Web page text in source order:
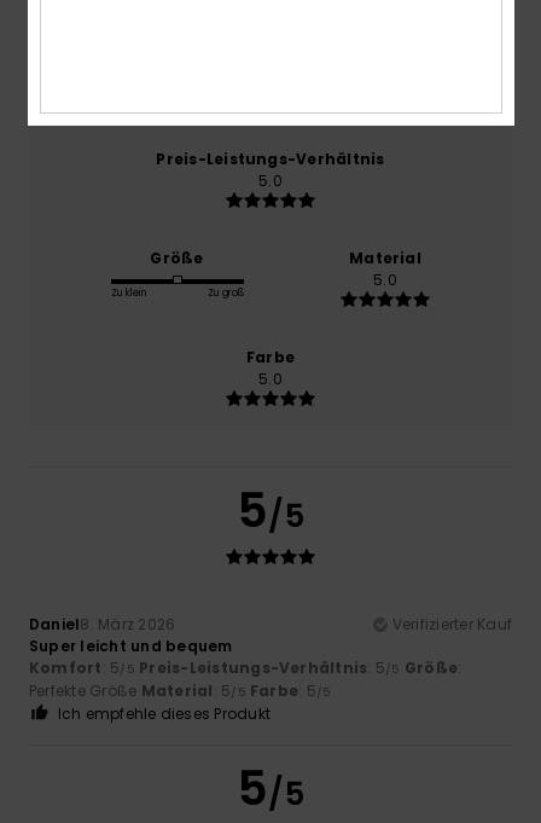
Preis-Leistungs-Verhältnis
5.0
Größe
Zu klein Zu groß
Material
5.0
Farbe
5.0
5/5
Daniel8. März 2026
Verifizierter Kauf
Super leicht und bequem
Komfort: 5/5 Preis-Leistungs-Verhältnis: 5/5 Größe:
Perfekte Größe Material: 5/5 Farbe: 5/5
Ich empfehle dieses Produkt
5/5